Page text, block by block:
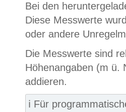
Bei den
Diese Messwerte
oder andere
Die Messwerte sind
Höhenangaben (m ü.
addieren.
ℹ️ Für